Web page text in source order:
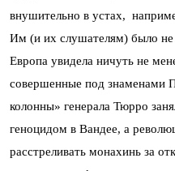
внушительно в устах,
Им (и их слушателям) было не
Европа увидела ничуть не
совершенные под знаменами
колонны» генерала Тюрро
геноцидом в Вандее, а
расстреливать монахинь за